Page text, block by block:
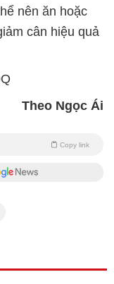
nên ăn hoặc
cân hiệu quả
Theo Ngọc Ái
Copy link